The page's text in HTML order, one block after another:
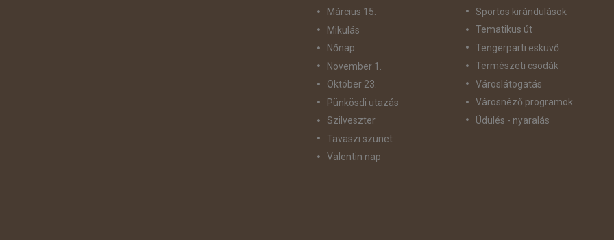
Március 15.
Mikulás
Nőnap
November 1.
Október 23.
Pünkösdi utazás
Szilveszter
Tavaszi szünet
Valentin nap
Sportos kirándulások
Tematikus út
Tengerparti esküvő
Természeti csodák
Városlátogatás
Városnéző programok
Üdülés - nyaralás